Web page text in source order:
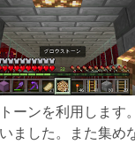
ーンを利用します
ました。また集め